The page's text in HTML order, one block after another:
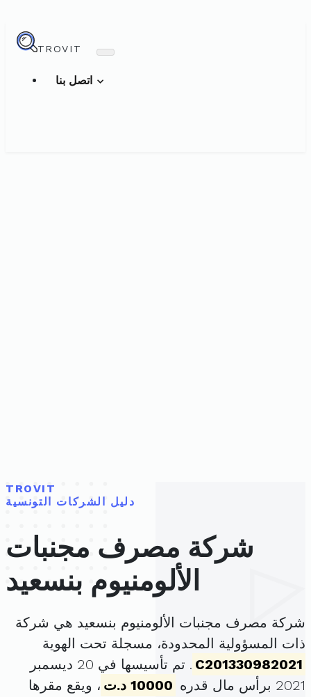
TROVIT
TROVIT
دليل الشركات التونسية
شركة مصرف مجنبات
الألومنيوم بنسعيد
شركة مصرف مجنبات الألومنيوم بنسعيد هي شركة
ذات المسؤولية المحدودة، مسجلة تحت الهوية
C201330982021
. تم تأسيسها في 20 ديسمبر
2021 برأس مال قدره
10000 د.ت
، ويقع مقرها